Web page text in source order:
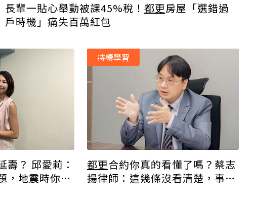
長輩一貼心舉動被課45%稅！ 都更房屋「選錯過
戶時機」痛失百萬紅包
壽？ 邱愛莉：
，地震時你覺
都更合約你真的看懂了嗎？蔡志
揚律師：這幾條沒看清楚，事後
持續學習